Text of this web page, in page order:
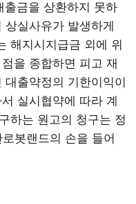
출금을 상환하지 못하
실사유가 발생하게
해지시지급금 외에 위
을 종합하면 피고 재
출약정의 기한이익이
실시협약에 따라 계
하는 원고의 청구는 정
봇랜드의 손을 들어